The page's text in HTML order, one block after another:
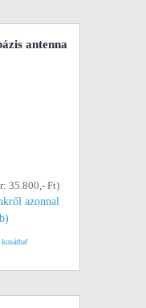
antenna
35.800,- Ft)
azonnal
kosárba!